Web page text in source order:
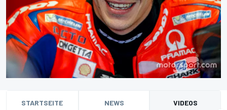
STARTSEITE NEWS VIDEOS